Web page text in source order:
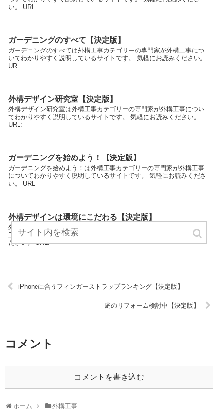
い。 URL:
ガーデニングのすべて【決定版】
ガーデニングのすべては外構工事カテゴリーの専門家が外構工事につ
いてわかりやすく説明しているサイトです。 気軽にお読みください。
URL:
外構デザイン研究室【決定版】
外構デザイン研究室は外構工事カテゴリーの専門家が外構工事につい
てわかりやすく説明しているサイトです。 気軽にお読みください。
URL:
ガーデニングを始めよう！【決定版】
ガーデニングを始めよう！は外構工事カテゴリーの専門家が外構工事
についてわかりやすく説明しているサイトです。 気軽にお読みくださ
い。 URL:
外構デザインは環境にこだわる【決定版】
外構デザインは環境にこだわるは外構工事カテゴリーの専門家が外構
工事についてわかりやすく説明しているサイトです。 気軽にお読みく
ださい。 URL:
iPhoneに合うフィンガーストラップランキング【決定版】
庭のリフォーム検討中【決定版】
コメント
コメントを書き込む
ホーム 外構工事